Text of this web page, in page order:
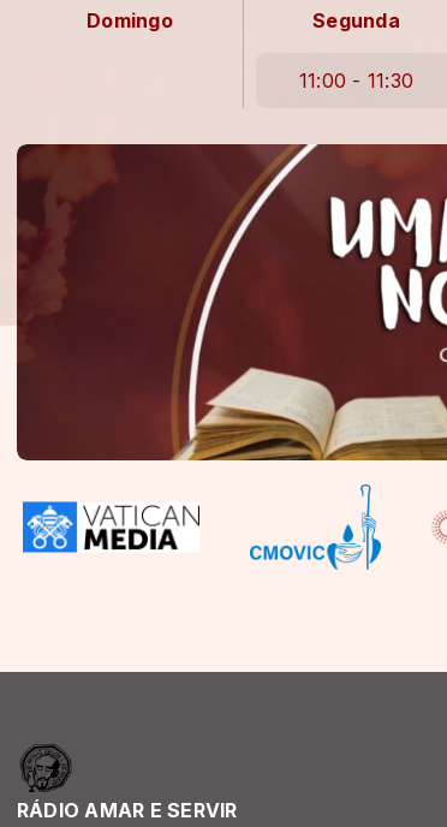
Domingo Segunda
11:00 - 11:30
RÁDIO AMAR E SERVIR